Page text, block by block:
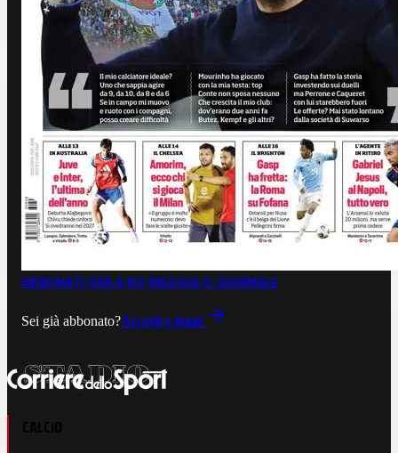
ABBONATI ORA A €0,99LEGGI IL GIORNALE
Sei già abbonato?Accedi e leggi